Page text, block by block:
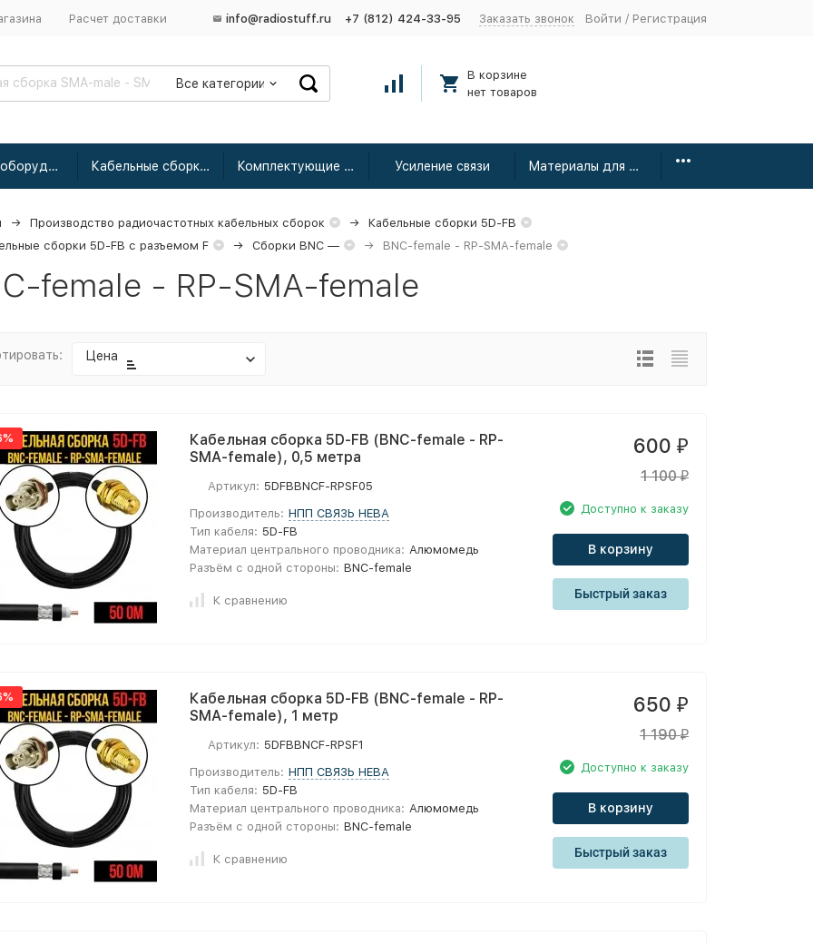
Расчет доставки info@radiostuff.ru +7 (812) 424-33-95 Заказать звонок Войти / Регистрация
Все категории
В корзине
нет товаров
Сетевое оборудование Кабельные сборки радиочастотные Комплектующие для усиления Усиление связи Материалы для монтажа
Производство радиочастотных кабельных сборок
Кабельные сборки 5D-FB
сборки 5D-FB с разъемом F
Сборки BNC — BNC-female - RP-SMA-female
female - RP-SMA-female
Цена
Кабельная сборка 5D-FB (BNC-female - RP-
SMA-female), 0,5 метра
Артикул: 5DFBBNCF-RPSF05
Производитель: НПП СВЯЗЬ НЕВА
Тип кабеля: 5D-FB
Материал центрального проводника: Алюмомедь
Разъём с одной стороны: BNC-female
К сравнению
600 ₽
1 100₽
Доступно к заказу
В корзину
Быстрый заказ
Кабельная сборка 5D-FB (BNC-female - RP-
SMA-female), 1 метр
Артикул: 5DFBBNCF-RPSF1
Производитель: НПП СВЯЗЬ НЕВА
Тип кабеля: 5D-FB
Материал центрального проводника: Алюмомедь
Разъём с одной стороны: BNC-female
К сравнению
650 ₽
1 190₽
Доступно к заказу
В корзину
Быстрый заказ